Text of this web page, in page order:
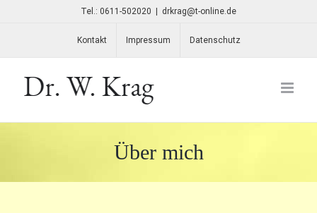
Tel.: 0611-502020 drkrag@t-online.de
Kontakt Impressum Datenschutz
Über mich